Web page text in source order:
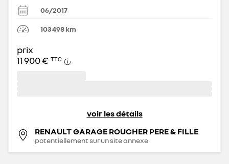
06/2017
103 498km
prix
11 900 € TTC
voir les détails
RENAULT GARAGE ROUCHER PERE & FILLE
potentiellement sur un site annexe